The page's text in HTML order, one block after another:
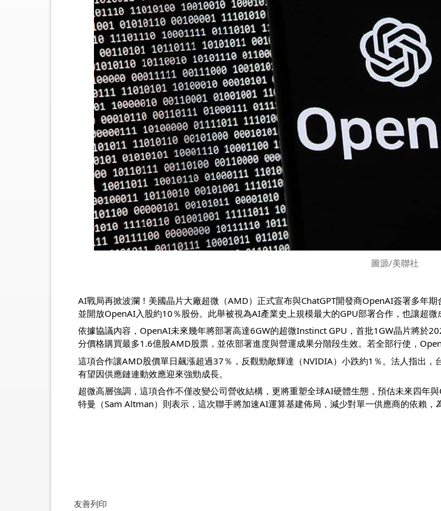
圖源/美聯社
AI戰局再掀波瀾！美國晶片大廠超微（AMD）正式宣布與ChatGPT開發商OpenAI簽署多年
並開放OpenAI入股約10％股份。此舉被視為AI產業史上規模最大的GPU部署合作，也讓超微
依據協議內容，OpenAI未來幾年將部署高達6GW的超微Instinct GPU，首批1GW晶片將於
分價格購買最多1.6億股AMD股票，並依部署進度與營運成果分階段生效。若全部行使，
這項合作讓AMD股價單日飆漲超過37％，反觀勁敵輝達（NVIDIA）小跌約1％。法人指出，
有望因供應鏈連動效應迎來強勁成長。
超微高層強調，這項合作不僅改變公司營收結構，更將重塑全球AI硬體生態，預估未來四年
特曼（Sam Altman）則表示，這次聯手將加速AI運算基建佈局，減少對單一供應商的依賴，
友善列印